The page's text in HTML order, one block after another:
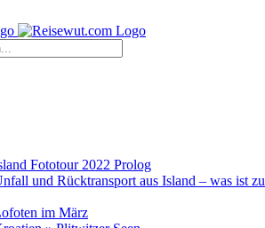
Fototour 2022 Prolog
und Rücktransport aus Island – was ist
im März